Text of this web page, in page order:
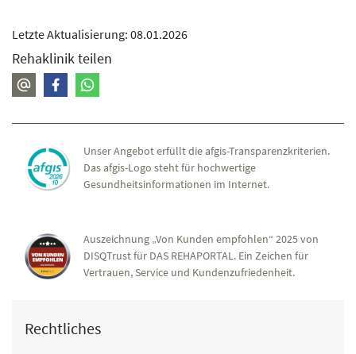
Letzte Aktualisierung: 08.01.2026
Rehaklinik teilen
Unser Angebot erfüllt die afgis-Transparenzkriterien.
Das afgis-Logo steht für hochwertige
Gesundheitsinformationen im Internet.
Auszeichnung „Von Kunden empfohlen“ 2025 von
DISQTrust für DAS REHAPORTAL. Ein Zeichen für
Vertrauen, Service und Kundenzufriedenheit.
Rechtliches